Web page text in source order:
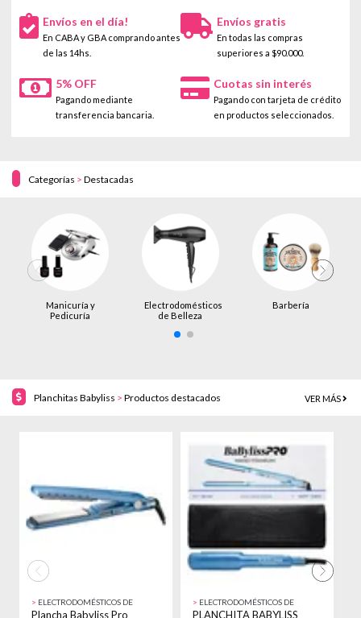
Envíos en el día!
En CABA y GBA comprando antes
de las 14hs.
Envíos gratis
En todas las compras
superiores a $90.000.
5% OFF
Pagando mediante
transferencia bancaria.
Cuotas sin interés
Pagando con tarjeta de crédito
en productos seleccionados.
Categorías > Destacadas
Manicuría y
Pedicuría
Electrodomésticos
de Belleza
Barbería
Planchitas Babyliss > Productos destacados VER MÁS
> ELECTRODOMÉSTICOS DE
BELLEZA
Plancha Babyliss Pro
> ELECTRODOMÉSTICOS DE
BELLEZA
PLANCHITA BABYLISS